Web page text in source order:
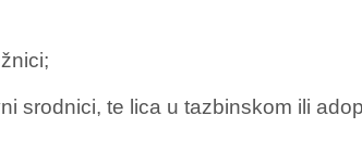
srodnici, te lica u tazbinskom ili